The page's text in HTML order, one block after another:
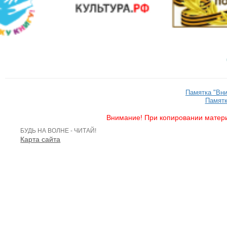
Памятка
Внимание! При копировании
БУДЬ НА ВОЛНЕ - ЧИТАЙ!
Карта сайта